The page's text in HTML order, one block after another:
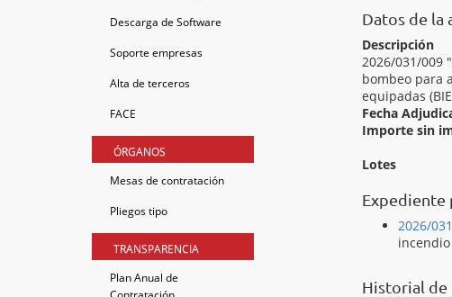
Descarga de Software
Soporte empresas
Alta de terceros
FACE
ÓRGANOS
Mesas de contratación
Pliegos tipo
TRANSPARENCIA
Plan Anual de
Datos de la
Descripción
2026/031/009
bombeo para
equipadas
Fecha
Importe sin
Lotes
Expediente
2026/
Historial de